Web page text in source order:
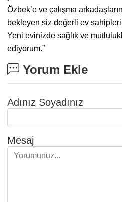
Özbek’e ve çalışma
bekleyen siz değerli ev
Yeni evinizde sağlık ve
ediyorum.”
Yorum Ekle
Adınız Soyadınız
Mesaj